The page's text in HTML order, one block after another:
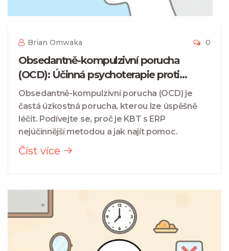
Brian Omwaka 0
Obsedantně-kompulzivní porucha
(OCD): Účinná psychoterapie proti
vtíravým myšlenkám
Obsedantně-kompulzivní porucha (OCD) je
častá úzkostná porucha, kterou lze úspěšně
léčit. Podívejte se, proč je KBT s ERP
nejúčinnější metodou a jak najít pomoc.
Číst více